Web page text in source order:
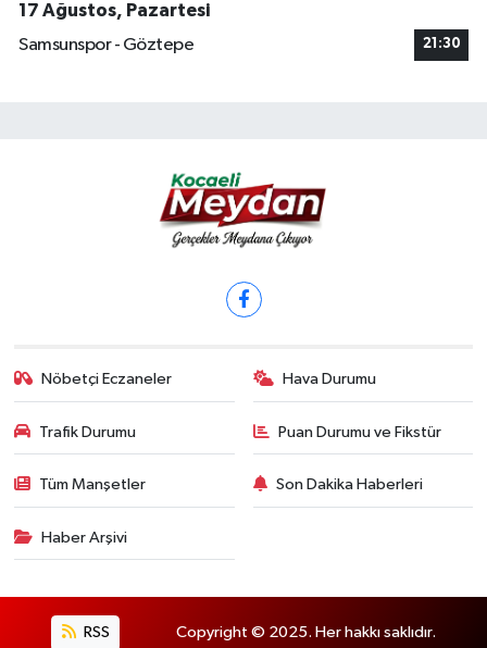
17 Ağustos, Pazartesi
Samsunspor - Göztepe
21:30
Nöbetçi Eczaneler Hava Durumu
Trafik Durumu Puan Durumu ve Fikstür
Tüm Manşetler Son Dakika Haberleri
Haber Arşivi
RSS Copyright © 2025. Her hakkı saklıdır.